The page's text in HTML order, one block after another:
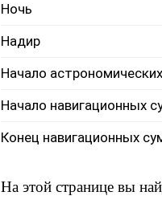
Ночь
Надир
Начало
Начало навигационных
Конец навигационных
На этой странице вы